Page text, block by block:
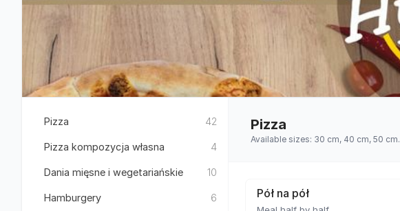
Pizza 42
Pizza kompozycja własna 4
Dania mięsne i wegetariańskie 10
Hamburgery 6
Pizza
Available sizes: 30 cm, 40 cm, 50 cm.
Pół na pół